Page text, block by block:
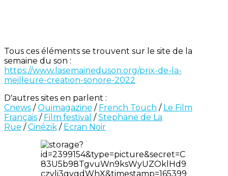
Tous ces éléments se trouvent sur le site de la
semaine du son :
https://www.lasemaineduson.org/prix-de-la-
meilleure-creation-sonore-2022
D'autres sites en parlent :
Cnews /Ouimagazine / French Touch / Le Film
Français / Film festival /Stephane de La
Rue /Cinézik / Ecran Noir